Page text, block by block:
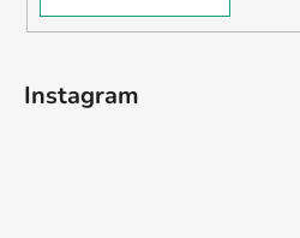
Instagram